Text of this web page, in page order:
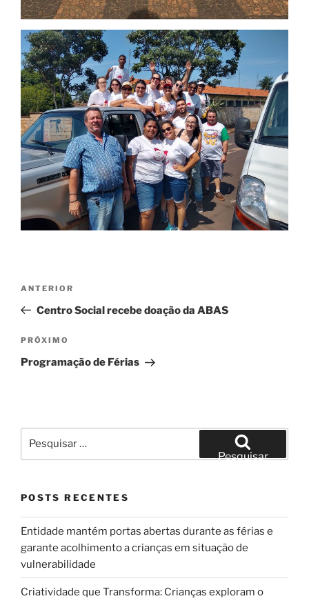
Post
Post
anterior
ANTERIOR
Centro Social recebe doação da ABAS
Próximo
post
PRÓXIMO
Programação de Férias
por:
Pesquisar
POSTS RECENTES
Entidade mantém portas abertas durante as férias e
garante acolhimento a crianças em situação de
vulnerabilidade
Criatividade que Transforma: Crianças exploram o